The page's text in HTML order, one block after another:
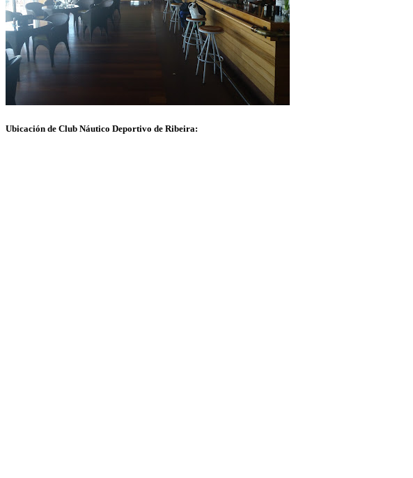
Ubicación de Club Náutico Deportivo de Ribeira: